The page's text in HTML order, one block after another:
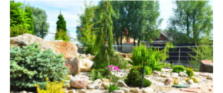
Type
your
search
query
and
hit
enter: